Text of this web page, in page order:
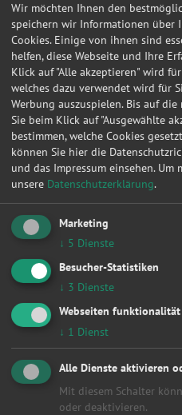
Kontakt
G., Schmidt
Hauptstr. 7
06928
Linda
Autowerkstatt
Kundenanfragen erhalten?
▶ Werkstatt aktivieren
Wir möchten Ihnen den
speichern wir Informationen über
Cookies. Einige von ihnen sind
helfen, diese Webseite und Ihre
Klick auf "Alle akzeptieren" wird
welches dazu verwendet wird für
Werbung auszuspielen. Bis auf
Sie beim Klick auf "Ausgewählte
bestimmen, welche Cookies
können Sie hier die
und das Impressum einsehen. Um
unsere Datenschutzerklärung.
Marketing
↓ 5 Dienste
Besucher-Statistiken
↓ 3 Dienste
Webseiten funktionalität
↓ 1 Dienst
Alle Dienste aktivieren
Mit diesem Schalter
oder deaktivieren.